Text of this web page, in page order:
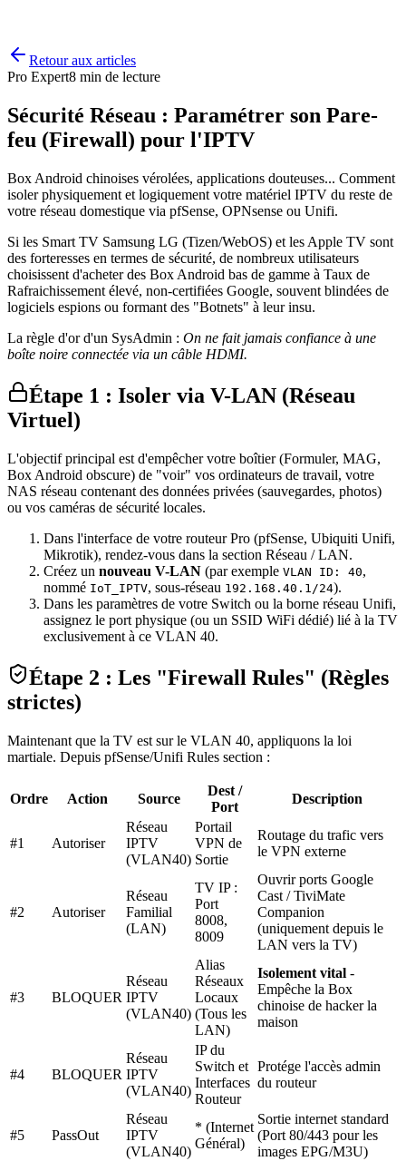
Retour aux articles
Pro Expert8 min de lecture
Sécurité Réseau : Paramétrer son Pare-
feu (Firewall) pour l'IPTV
Box Android chinoises vérolées, applications douteuses... Comment
isoler physiquement et logiquement votre matériel IPTV du reste de
votre réseau domestique via pfSense, OPNsense ou Unifi.
Si les Smart TV Samsung LG (Tizen/WebOS) et les Apple TV sont
des forteresses en termes de sécurité, de nombreux utilisateurs
choisissent d'acheter des Box Android bas de gamme à Taux de
Rafraichissement élevé, non-certifiées Google, souvent blindées de
logiciels espions ou formant des "Botnets" à leur insu.
La règle d'or d'un SysAdmin : On ne fait jamais confiance à une
boîte noire connectée via un câble HDMI.
Étape 1 : Isoler via V-LAN (Réseau
Virtuel)
L'objectif principal est d'empêcher votre boîtier (Formuler, MAG,
Box Android obscure) de "voir" vos ordinateurs de travail, votre
NAS réseau contenant des données privées (sauvegardes, photos)
ou vos caméras de sécurité locales.
Dans l'interface de votre routeur Pro (pfSense, Ubiquiti Unifi,
Mikrotik), rendez-vous dans la section Réseau / LAN.
Créez un nouveau V-LAN (par exemple VLAN ID: 40,
nommé IoT_IPTV, sous-réseau 192.168.40.1/24).
Dans les paramètres de votre Switch ou la borne réseau Unifi,
assignez le port physique (ou un SSID WiFi dédié) lié à la TV
exclusivement à ce VLAN 40.
Étape 2 : Les "Firewall Rules" (Règles
strictes)
Maintenant que la TV est sur le VLAN 40, appliquons la loi
martiale. Depuis pfSense/Unifi Rules section :
Ordre Action Source
Dest /
Port
Description
#1 Autoriser
Réseau
IPTV
(VLAN40)
Portail
VPN de
Sortie
Routage du trafic vers
le VPN externe
#2 Autoriser
Réseau
Familial
(LAN)
TV IP :
Port
8008,
8009
Ouvrir ports Google
Cast / TiviMate
Companion
(uniquement depuis le
LAN vers la TV)
#3 BLOQUER
Réseau
IPTV
(VLAN40)
Alias
Réseaux
Locaux
(Tous les
LAN)
Isolement vital -
Empêche la Box
chinoise de hacker la
maison
#4 BLOQUER
Réseau
IPTV
(VLAN40)
IP du
Switch et
Interfaces
Routeur
Protége l'accès admin
du routeur
#5 PassOut
Réseau
IPTV
(VLAN40)
* (Internet
Général)
Sortie internet standard
(Port 80/443 pour les
images EPG/M3U)